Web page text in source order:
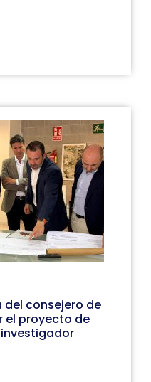
del consejero de
el proyecto de